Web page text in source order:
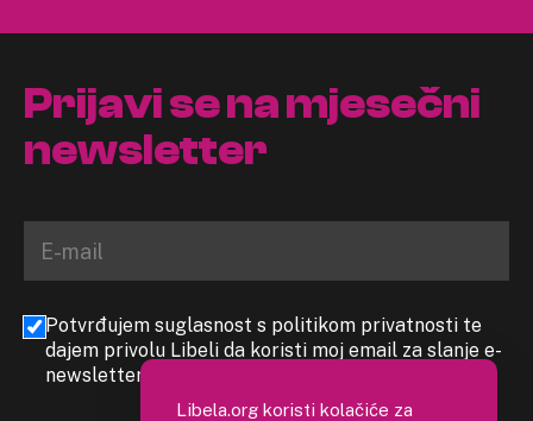
Prijavi se na mjesečni
newsletter
Potvrđujem suglasnost s politikom privatnosti te
dajem privolu Libeli da koristi moj email za slanje e-
newslettera
Libela.org koristi kolačiće za